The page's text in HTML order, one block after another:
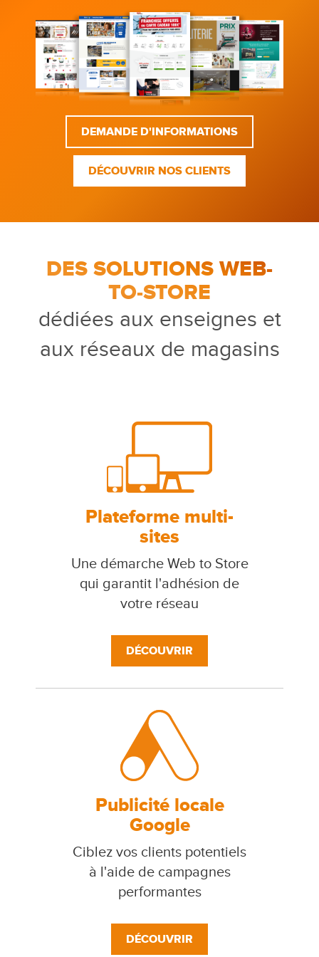
DEMANDE D'INFORMATIONS
DÉCOUVRIR NOS CLIENTS
DES SOLUTIONS WEB-
TO-STORE
dédiées aux enseignes et
aux réseaux de magasins
Plateforme multi-
sites
Une démarche Web to Store
qui garantit l'adhésion de
votre réseau
DÉCOUVRIR
Publicité locale
Google
Ciblez vos clients potentiels
à l'aide de campagnes
performantes
DÉCOUVRIR